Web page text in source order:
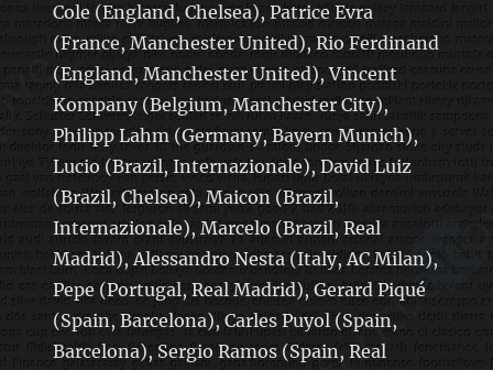
Cole (England, Chelsea), Patrice Evra
(France, Manchester United), Rio Ferdinand
(England, Manchester United), Vincent
Kompany (Belgium, Manchester City),
Philipp Lahm (Germany, Bayern Munich),
Lucio (Brazil, Internazionale), David Luiz
(Brazil, Chelsea), Maicon (Brazil,
Internazionale), Marcelo (Brazil, Real
Madrid), Alessandro Nesta (Italy, AC Milan),
Pepe (Portugal, Real Madrid), Gerard Piqué
(Spain, Barcelona), Carles Puyol (Spain,
Barcelona), Sergio Ramos (Spain, Real